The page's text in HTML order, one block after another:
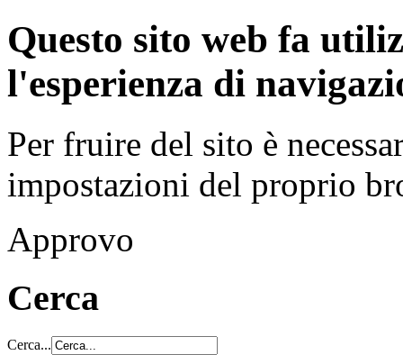
Questo sito web fa
l'esperienza di
Per fruire del sito è
impostazioni del proprio
Approvo
Cerca
Cerca...